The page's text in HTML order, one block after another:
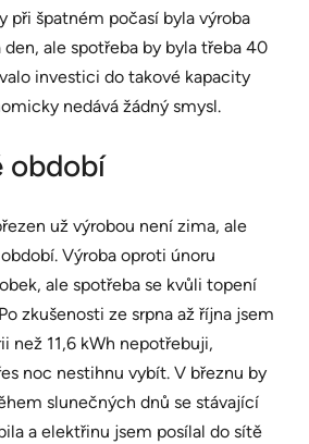
při špatném počasí byla výroba
ale spotřeba by byla třeba 40
investici do takové kapacity
nedává žádný smysl.
období
už výrobou není zima, ale
Výroba oproti únoru
ale spotřeba se kvůli topení
zkušenosti ze srpna až října jsem
než 11,6 kWh nepotřebuji,
noc nestihnu vybít. V březnu by
slunečných dnů se stávající
a elektřinu jsem posílal do sítě